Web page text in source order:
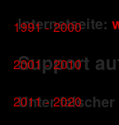
1991 - 2000
2001 - 2010
2011 - 2020
Internetseite:
Support
Unter falscher